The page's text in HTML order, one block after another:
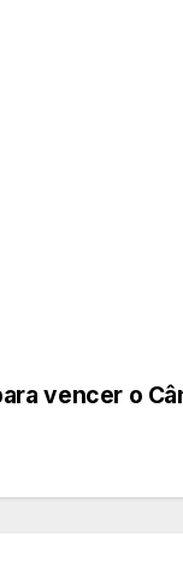
vencer o